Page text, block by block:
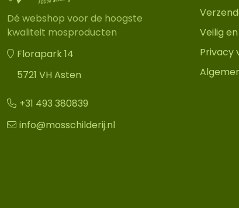
Dé webshop voor de hoogste
kwaliteit mosproducten
Florapark 14
5721 VH Asten
+31 493 380839
info@mosschilderij.nl
Veilig
Privacy